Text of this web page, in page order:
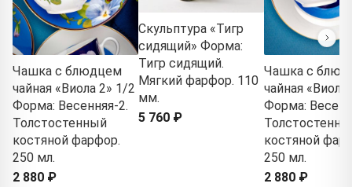
Чашка с блюдцем
чайная «Виола 2» 1/2
Форма: Весенняя-2.
Толстостенный
костяной фарфор.
250 мл.
2 880 ₽
Скульптура «Тигр
сидящий» Форма:
Тигр сидящий.
Мягкий фарфор. 110
мм.
5 760 ₽
Чашка с
чайная
Форма:
костяной
250 мл.
2 880 ₽